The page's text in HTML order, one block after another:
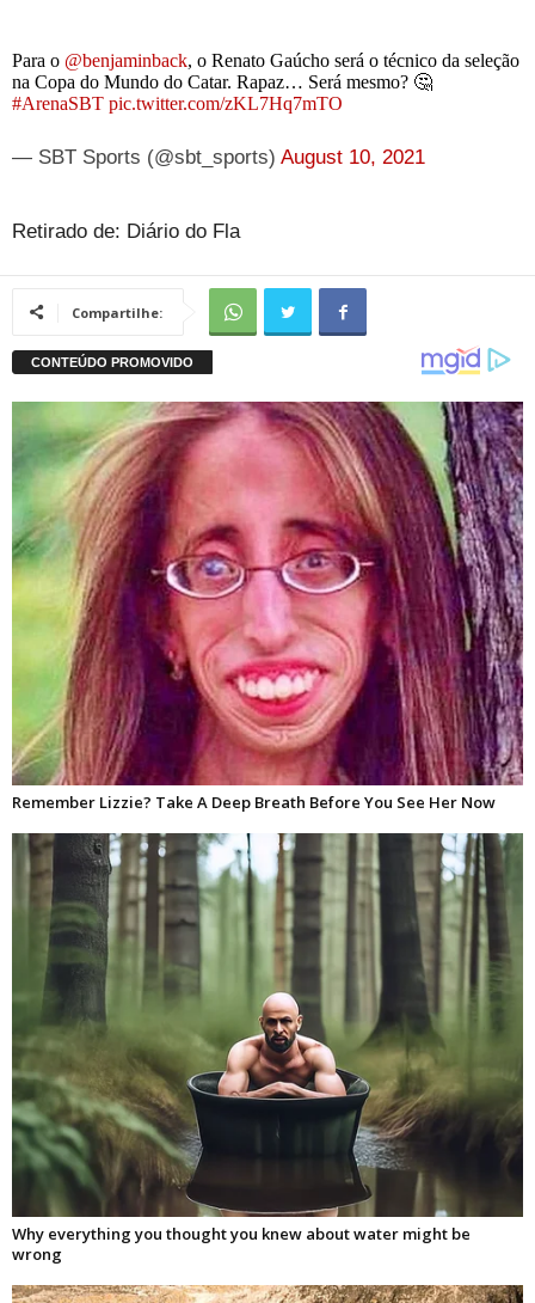
Para o @benjaminback, o Renato Gaúcho será o técnico da seleção
na Copa do Mundo do Catar. Rapaz… Será mesmo? 🤔
#ArenaSBT pic.twitter.com/zKL7Hq7mTO
— SBT Sports (@sbt_sports) August 10, 2021
Retirado de: Diário do Fla
Compartilhe: